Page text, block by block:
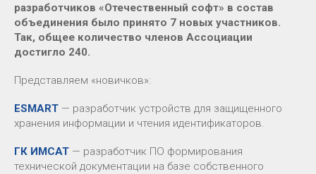
разработчиков «Отечественный софт» в состав
объединения было принято 7 новых участников.
Так, общее количество членов Ассоциации
достигло 240.
Представляем «новичков»:
ESMART — разработчик устройств для защищенного
хранения информации и чтения идентификаторов.
ГК ИМСАТ — разработчик ПО формирования
технической документации на базе собственного